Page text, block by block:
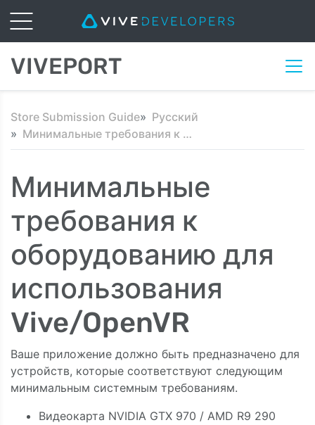
VIVEPORT
Store Submission Guide
Русский
Минимальные требования к оборудованию для использования Vive/OpenVR
Минимальные
требования к
оборудованию для
использования
Vive/OpenVR
Ваше приложение должно быть предназначено для
устройств, которые соответствуют следующим
минимальным системным требованиям.
Видеокарта NVIDIA GTX 970 / AMD R9 290